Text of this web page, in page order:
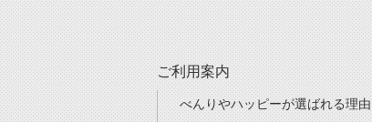
ご利用案内
べんりやハッピーが選ばれる理由